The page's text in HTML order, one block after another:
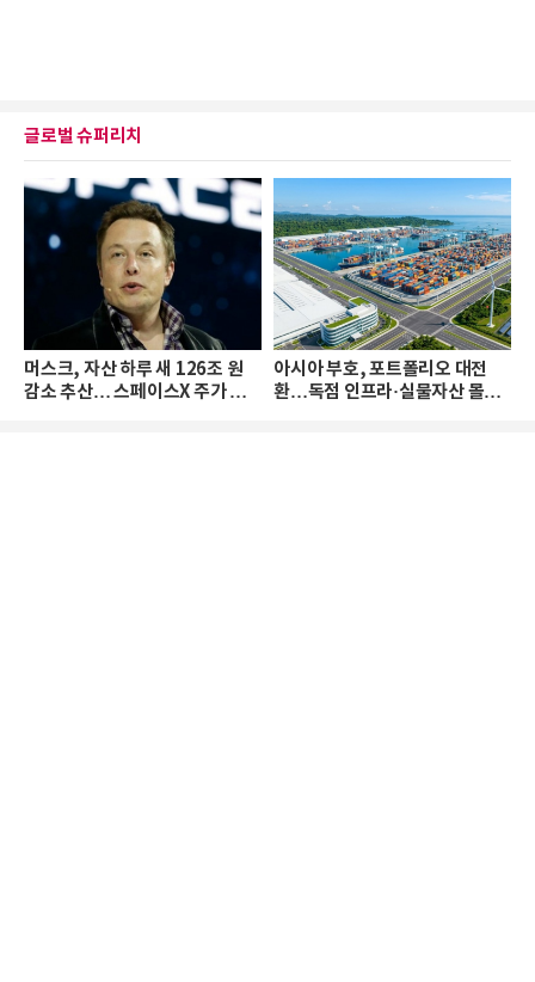
글로벌 슈퍼리치
머스크, 자산 하루 새 126조 원
감소 추산… 스페이스X 주가 하
아시아 부호, 포트폴리오 대전
환…독점 인프라·실물자산 몰린